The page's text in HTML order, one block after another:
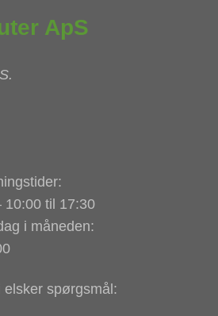
ApS
.
10:00 til 17:30
i måneden:
spørgsmål: